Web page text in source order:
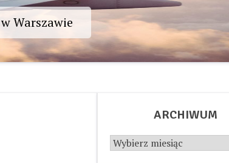
Warszawie
ARCHIWUM
Archiwum